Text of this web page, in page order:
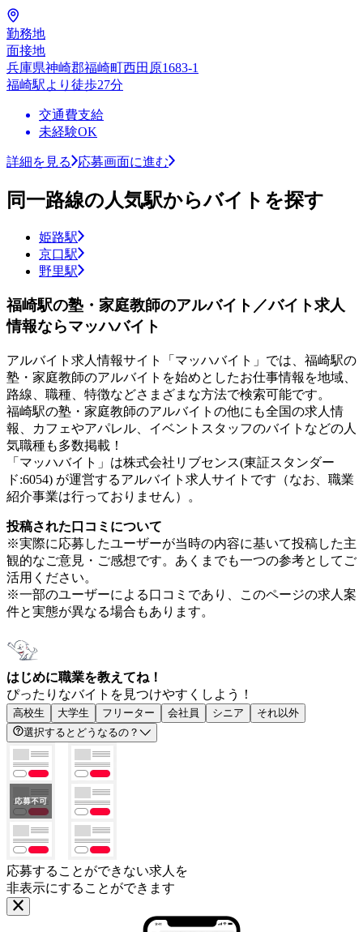
勤務地
面接地
兵庫県神崎郡福崎町西田原1683-1
福崎駅より徒歩27分
交通費支給
未経験OK
詳細を見る 応募画面に進む
同一路線の人気駅からバイトを探す
姫路駅
京口駅
野里駅
福崎駅の塾・家庭教師のアルバイト／バイト求人
情報ならマッハバイト
アルバイト求人情報サイト「マッハバイト」では、福崎駅の
塾・家庭教師のアルバイトを始めとしたお仕事情報を地域、
路線、職種、特徴などさまざまな方法で検索可能です。
福崎駅の塾・家庭教師のアルバイトの他にも全国の求人情
報、カフェやアパレル、イベントスタッフのバイトなどの人
気職種も多数掲載！
「マッハバイト」は株式会社リブセンス(東証スタンダー
ド:6054) が運営するアルバイト求人サイトです（なお、職業
紹介事業は行っておりません）。
投稿された口コミについて
※実際に応募したユーザーが当時の内容に基いて投稿した主
観的なご意見・ご感想です。あくまでも一つの参考としてご
活用ください。
※一部のユーザーによる口コミであり、このページの求人案
件と実態が異なる場合もあります。
はじめに職業を教えてね！
ぴったりなバイトを見つけやすくしよう！
高校生 大学生 フリーター 会社員 シニア
それ以外
選択するとどうなるの？
応募することができない求人を
非表示にすることができます